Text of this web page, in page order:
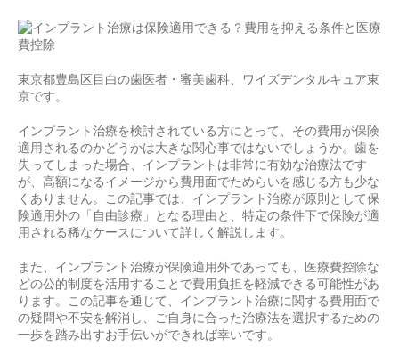
東京都豊島区目白の歯医者・審美歯科、ワイズデンタルキュア東
京です。
インプラント治療を検討されている方にとって、その費用が保険
適用されるのかどうかは大きな関心事ではないでしょうか。歯を
失ってしまった場合、インプラントは非常に有効な治療法です
が、高額になるイメージから費用面でためらいを感じる方も少な
くありません。この記事では、インプラント治療が原則として保
険適用外の「自由診療」となる理由と、特定の条件下で保険が適
用される稀なケースについて詳しく解説します。
また、インプラント治療が保険適用外であっても、医療費控除な
どの公的制度を活用することで費用負担を軽減できる可能性があ
ります。この記事を通じて、インプラント治療に関する費用面で
の疑問や不安を解消し、ご自身に合った治療法を選択するための
一歩を踏み出すお手伝いができれば幸いです。